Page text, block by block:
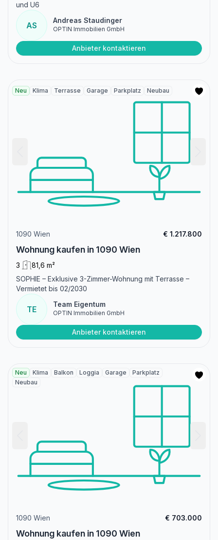
und U6
AS
Andreas Staudinger
OPTIN Immobilien GmbH
Anbieter kontaktieren
Neu Klima Terrasse Garage Parkplatz Neubau
1090 Wien € 1.217.800
Wohnung kaufen in 1090 Wien
3
81,6 m²
SOPHIE – Exklusive 3-Zimmer-Wohnung mit Terrasse –
Vermietet bis 02/2030
TE
Team Eigentum
OPTIN Immobilien GmbH
Anbieter kontaktieren
Neu Klima Balkon Loggia Garage
Parkplatz
Neubau
1090 Wien € 703.000
Wohnung kaufen in 1090 Wien